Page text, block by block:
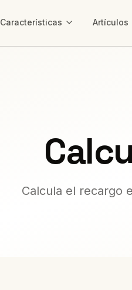
Características Artículos
Calcula el recargo